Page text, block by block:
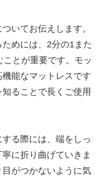
いてお伝えします。
めには、2分の1また
とが重要です。モッ
能なマットレスです
ることで長くご使用
る際には、端をしっ
に折り曲げていきま
がつかないように気